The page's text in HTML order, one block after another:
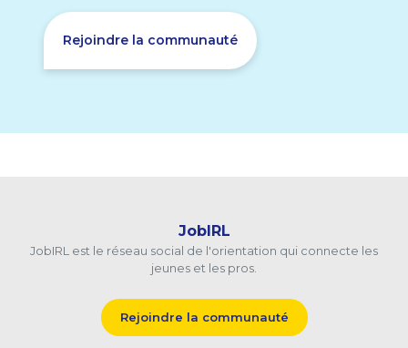
Rejoindre la communauté
JobIRL
JobIRL est le réseau social de l'orientation qui connecte les
jeunes et les pros.
Rejoindre la communauté